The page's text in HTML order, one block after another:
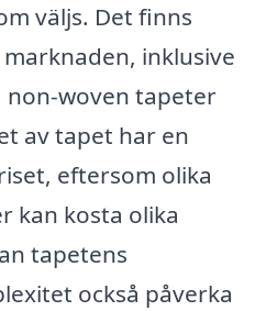
väljs. Det finns
inklusive
woven tapeter
av tapet har en
eftersom olika
kan kosta olika
tapetens
också påverka